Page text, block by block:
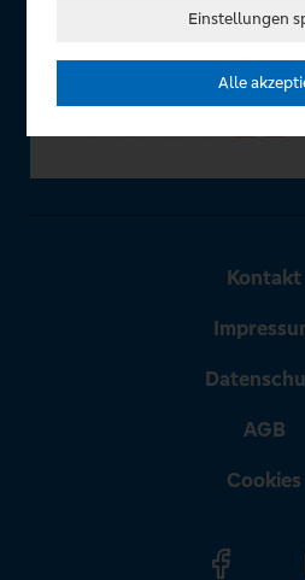
In Zusammenarbeit mit
Kontakt
AGB
Cookies
Einstellungen
Alle